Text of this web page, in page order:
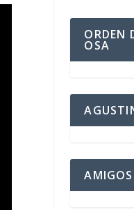
ORDEN
OSA